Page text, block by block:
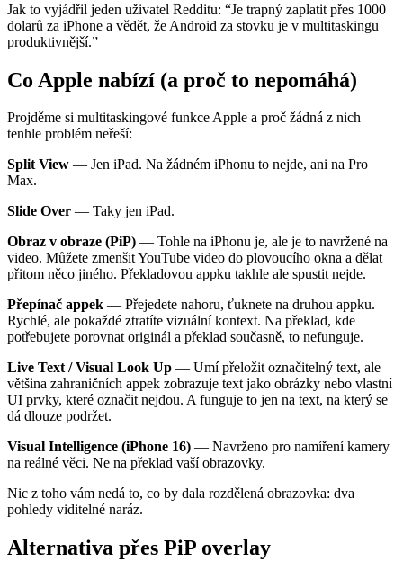
Jak to vyjádřil jeden uživatel Redditu: “Je trapný zaplatit přes 1000
dolarů za iPhone a vědět, že Android za stovku je v multitaskingu
produktivnější.”
Co Apple nabízí (a proč to nepomáhá)
Projděme si multitaskingové funkce Apple a proč žádná z nich
tenhle problém neřeší:
Split View — Jen iPad. Na žádném iPhonu to nejde, ani na Pro
Max.
Slide Over — Taky jen iPad.
Obraz v obraze (PiP) — Tohle na iPhonu je, ale je to navržené na
video. Můžete zmenšit YouTube video do plovoucího okna a dělat
přitom něco jiného. Překladovou appku takhle ale spustit nejde.
Přepínač appek — Přejedete nahoru, ťuknete na druhou appku.
Rychlé, ale pokaždé ztratíte vizuální kontext. Na překlad, kde
potřebujete porovnat originál a překlad současně, to nefunguje.
Live Text / Visual Look Up — Umí přeložit označitelný text, ale
většina zahraničních appek zobrazuje text jako obrázky nebo vlastní
UI prvky, které označit nejdou. A funguje to jen na text, na který se
dá dlouze podržet.
Visual Intelligence (iPhone 16) — Navrženo pro namíření kamery
na reálné věci. Ne na překlad vaší obrazovky.
Nic z toho vám nedá to, co by dala rozdělená obrazovka: dva
pohledy viditelné naráz.
Alternativa přes PiP overlay